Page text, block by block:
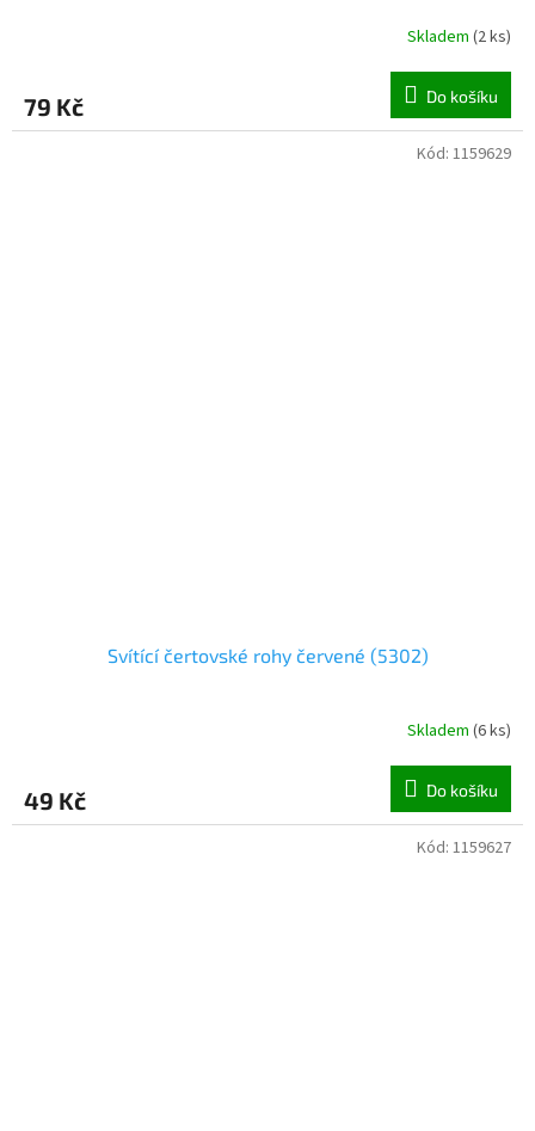
Skladem (2 ks)
79 Kč Do košíku
Svítící čertovské rohy červené (5302)
Skladem (6 ks)
49 Kč Do košíku
Kód: 1159629
Kód: 1159627